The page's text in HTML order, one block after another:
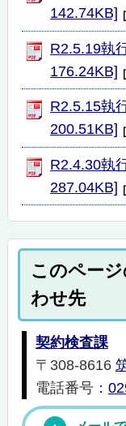
142.74KB]
R2.5.19執
176.24KB]
R2.5.15執
200.51KB]
R2.4.30執
287.04KB]
このペー
わせ先
契約検査課
〒308-8616
電話番号：